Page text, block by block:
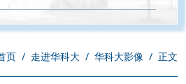
页 / 走进华科大 / 华科大影像 / 正文